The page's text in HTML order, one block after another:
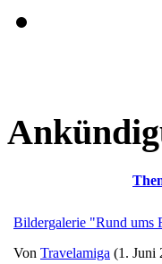
Bildergalerie "Rund ums
Von Travelamiga (1. Juni